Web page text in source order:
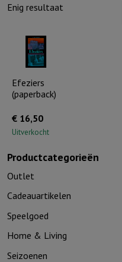
Productcategorieën
Outlet
Cadeauartikelen
Speelgoed
Home & Living
Seizoenen
Enig resultaat
Efeziers
(paperback)
€ 16,50
Uitverkocht